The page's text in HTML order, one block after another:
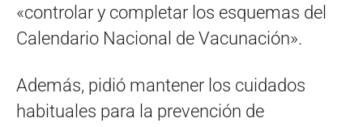
«controlar y completar los esquemas del
Calendario Nacional de Vacunación».
Además, pidió mantener los cuidados
habituales para la prevención de